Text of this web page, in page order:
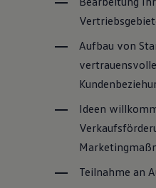
Aufbau von
Ideen
Teilnahme an